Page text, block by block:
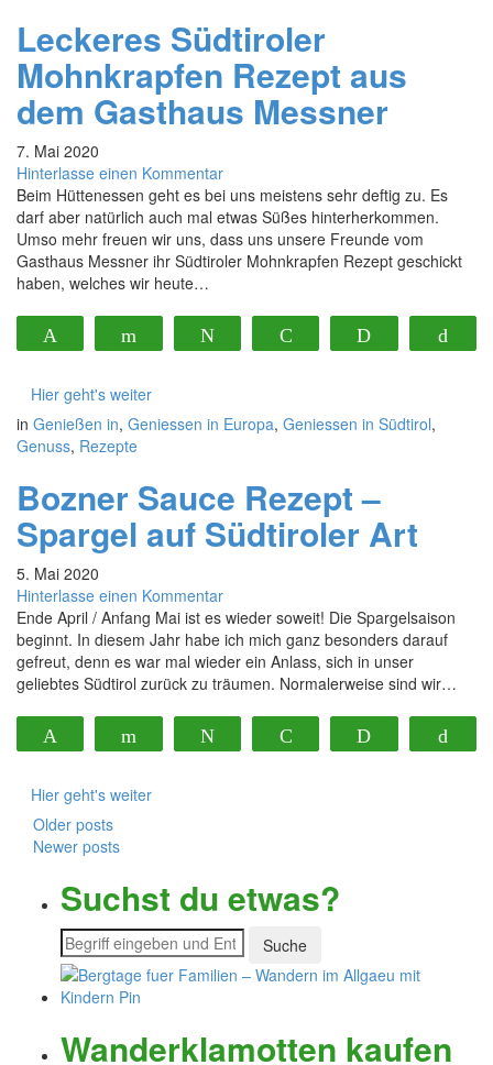
Leckeres Südtiroler
Mohnkrapfen Rezept aus
dem Gasthaus Messner
7. Mai 2020
Hinterlasse einen Kommentar
Beim Hüttenessen geht es bei uns meistens sehr deftig zu. Es
darf aber natürlich auch mal etwas Süßes hinterherkommen.
Umso mehr freuen wir uns, dass uns unsere Freunde vom
Gasthaus Messner ihr Südtiroler Mohnkrapfen Rezept geschickt
haben, welches wir heute…
Twittern
Hier geht's weiter
in Genießen in, Geniessen in Europa, Geniessen in Südtirol,
Genuss, Rezepte
Bozner Sauce Rezept –
Spargel auf Südtiroler Art
5. Mai 2020
Hinterlasse einen Kommentar
Ende April / Anfang Mai ist es wieder soweit! Die Spargelsaison
beginnt. In diesem Jahr habe ich mich ganz besonders darauf
gefreut, denn es war mal wieder ein Anlass, sich in unser
geliebtes Südtirol zurück zu träumen. Normalerweise sind wir…
Twittern
Hier geht's weiter
Older posts
Newer posts
Suchst du etwas?
Wanderklamotten kaufen